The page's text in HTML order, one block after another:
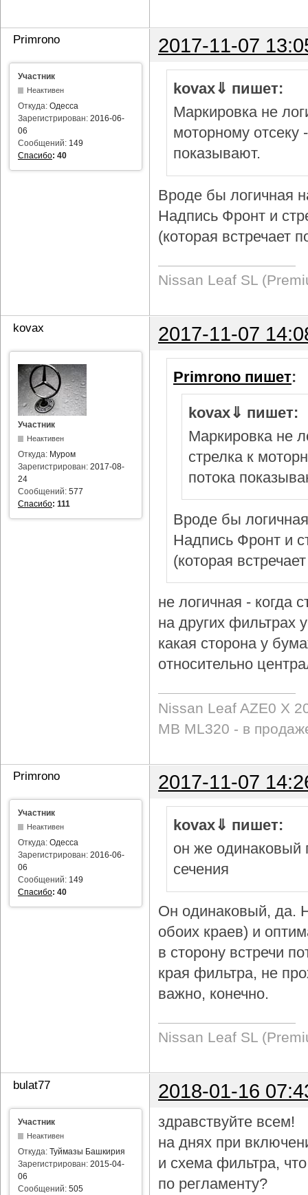
Primrono 2017-11-07
Участник
Неактивен
Откуда: Одесса
Зарегистрирован: 2016-06-
06
Сообщений: 149
Спасибо: 40
kovax⇓ пишет:
Маркировка не
моторному отсеку
показывают.
Вроде бы логичная
Надпись Фронт и
(которая встречает
Nissan Leaf SL
kovax 2017-11-07
Участник
Неактивен
Откуда: Муром
Зарегистрирован: 2017-08-
24
Сообщений: 577
Спасибо: 111
Primrono пишет:
kovax⇓ пишет:
Маркировка не
стрелка к
потока
Вроде бы
Надпись Фронт и
(которая
не логичная - когда
на других фильтрах
какая сторона у
относительно
Nissan Leaf AZE0 X
MB ML320 - в
Primrono 2017-11-07
Участник
Неактивен
Откуда: Одесса
Зарегистрирован: 2016-06-
06
Сообщений: 149
Спасибо: 40
kovax⇓ пишет:
он же одинаковый
сечения
Он одинаковый, да.
обоих краев) и
в сторону встречи
края фильтра, не
важно, конечно.
Nissan Leaf SL
bulat77 2018-01-16
Участник
Неактивен
Откуда: Туймазы Башкирия
Зарегистрирован: 2015-04-
06
Сообщений: 505
здравствуйте всем!
на днях при
и схема фильтра,
по регламенту?